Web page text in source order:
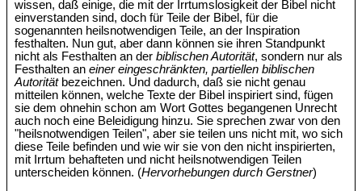
wissen, daß einige, die mit der Irrtumslosigkeit der Bibel nicht
einverstanden sind, doch für Teile der Bibel, für die
sogenannten heilsnotwendigen Teile, an der Inspiration
festhalten. Nun gut, aber dann können sie ihren Standpunkt
nicht als Festhalten an derbiblischen Autorität, sondern nur als
Festhalten aneiner eingeschränkten, partiellen biblischen
Autorität bezeichnen. Und dadurch, daß sie nicht genau
mitteilen können, welche Texte der Bibel inspiriert sind, fügen
sie dem ohnehin schon am Wort Gottes begangenen Unrecht
auch noch eine Beleidigung hinzu. Sie sprechen zwar von den
"heilsnotwendigen Teilen", aber sie teilen uns nicht mit, wo sich
diese Teile befinden und wie wir sie von den nicht inspirierten,
mit Irrtum behafteten und nicht heilsnotwendigen Teilen
unterscheiden können. (Hervorhebungen durch Gerstner)